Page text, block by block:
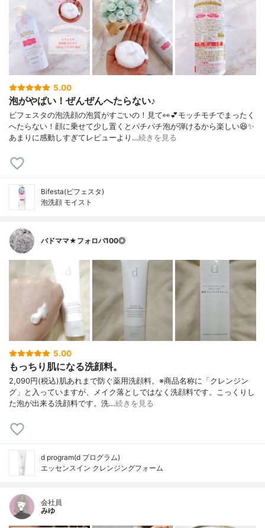
5.00
泡がやばい！ぜんぜんへたらない♪
ビフェスタの泡洗顔の泡質がすごいの！見て👀💕モッチモチでまったく
へたらない！顔に乗せて少し置くとパチパチ泡が弾けるから楽しい😆✨
あまりに感動しすぎてレビューより…続きを見る
Bifesta(ビフェスタ)
泡洗顔 モイスト
バドママ★フォロバ100◎
5.00
もっちり肌になる洗顔料。
2,090円(税込)肌あれまで防ぐ薬用洗顔料。※商品名称に「クレンジン
グ」と入っていますが、メイク落としではなく洗顔料です。こっくりし
た泡が出来る洗顔料です。洗…続きを見る
d program(d プログラム)
エッセンスイン クレンジングフォーム
会社員
みゆ